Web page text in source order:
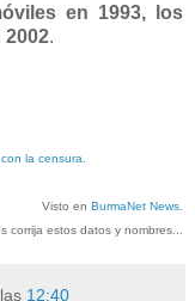
en 1993, los
2002.
la censura
Visto en BurmaNet News
corrija estos datos y nombres...
12:40